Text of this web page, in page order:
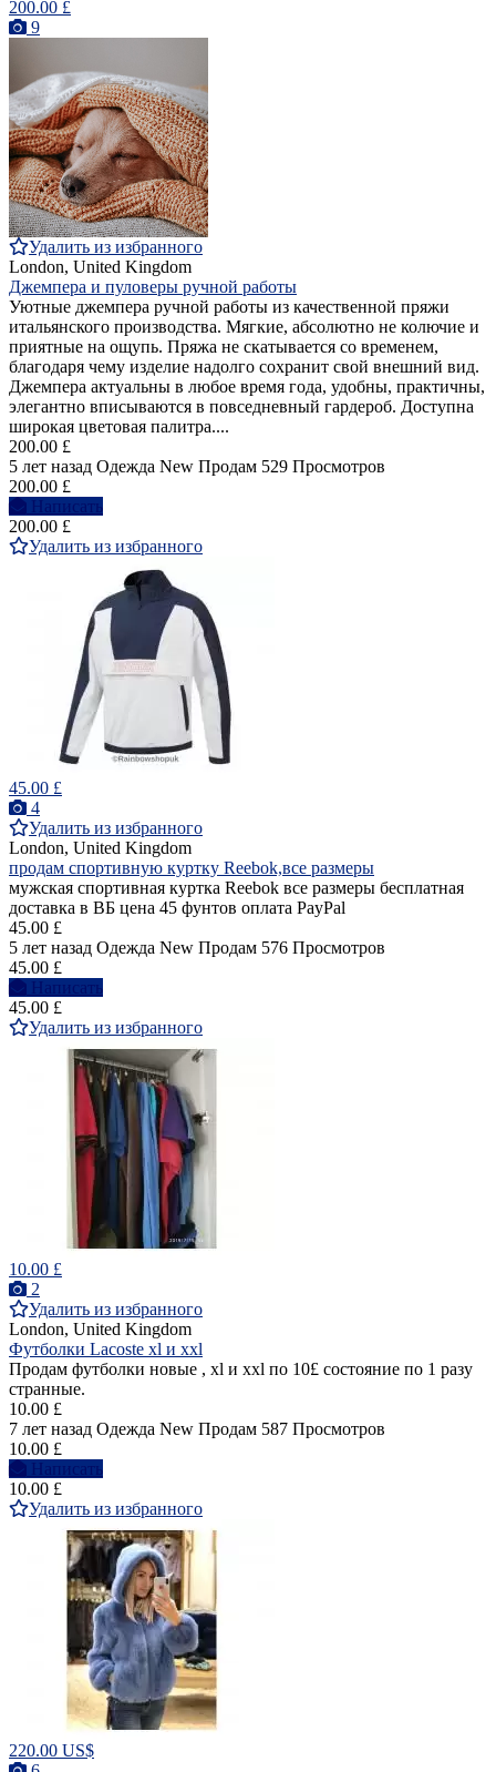
200.00 £
9
Удалить из избранного
London, United Kingdom
Джемпера и пуловеры ручной работы
Уютные джемпера ручной работы из качественной пряжи
итальянского производства. Мягкие, абсолютно не колючие и
приятные на ощупь. Пряжа не скатывается со временем,
благодаря чему изделие надолго сохранит свой внешний вид.
Джемпера актуальны в любое время года, удобны, практичны,
элегантно вписываются в повседневный гардероб. Доступна
широкая цветовая палитра....
200.00 £
5 лет назад Одежда New Продам 529 Просмотров
200.00 £
Написать
200.00 £
Удалить из избранного
45.00 £
4
Удалить из избранного
London, United Kingdom
продам спортивную куртку Reebok,все размеры
мужская спортивная куртка Reebok все размеры бесплатная
доставка в ВБ цена 45 фунтов оплата PayPal
45.00 £
5 лет назад Одежда New Продам 576 Просмотров
45.00 £
Написать
45.00 £
Удалить из избранного
10.00 £
2
Удалить из избранного
London, United Kingdom
Футболки Lacoste xl и xxl
Продам футболки новые , xl и xxl по 10£ состояние по 1 разу
странные.
10.00 £
7 лет назад Одежда New Продам 587 Просмотров
10.00 £
Написать
10.00 £
Удалить из избранного
220.00 US$